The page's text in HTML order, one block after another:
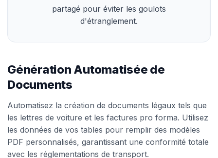
partagé pour éviter les goulots
d'étranglement.
Génération Automatisée de
Documents
Automatisez la création de documents légaux tels que
les lettres de voiture et les factures pro forma. Utilisez
les données de vos tables pour remplir des modèles
PDF personnalisés, garantissant une conformité totale
avec les réglementations de transport.